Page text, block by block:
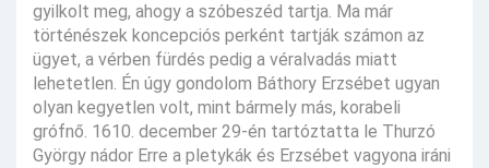
gyilkolt meg, ahogy a szóbeszéd tartja. Ma már
történészek koncepciós perként tartják számon az
ügyet, a vérben fürdés pedig a véralvadás miatt
lehetetlen. Én úgy gondolom Báthory Erzsébet ugyan
olyan kegyetlen volt, mint bármely más, korabeli
grófnő. 1610. december 29-én tartóztatta le Thurzó
György nádor Erre a pletykák és Erzsébet vagyona iráni